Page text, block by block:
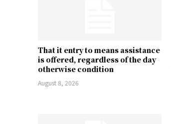
That it entry to means assistance
is offered, regardless of the day
otherwise condition
August 8, 2026